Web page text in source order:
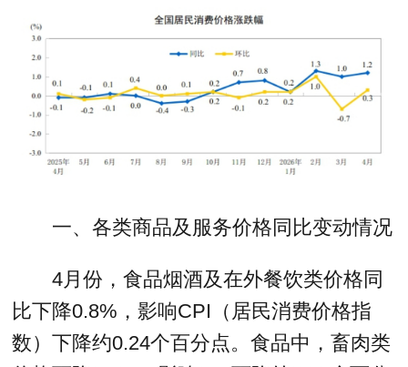
一、各类商品及服务价格同比变动情况
4月份，食品烟酒及在外餐饮类价格同
比下降0.8%，影响CPI（居民消费价格指
数）下降约0.24个百分点。食品中，畜肉类